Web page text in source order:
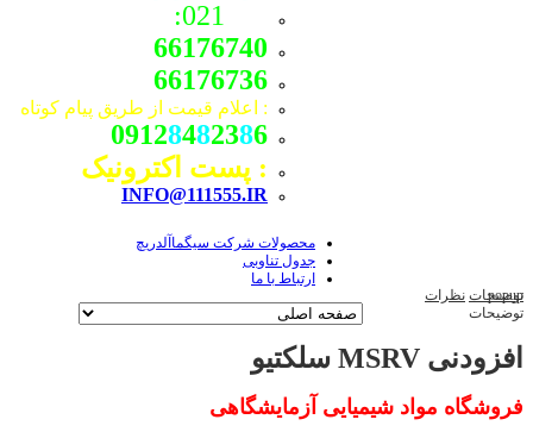
66176740
66176736
: اعلام قیمت از طریق پیام کوتاه
09128482386
: پست اکترونیک
INFO@111555.IR
محصولات شرکت سیگماآلدریچ
جدول تناوبی
ارتباط با ما
popup
توضیحات نظرات
توضیحات
افزودنی MSRV سلکتیو
فروشگاه مواد شیمیایی آزمایشگاهی